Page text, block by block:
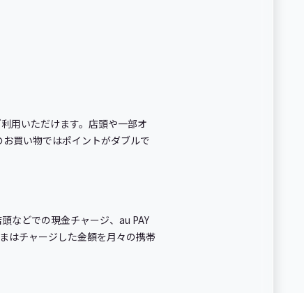
用いただけます。店頭や一部オ
買い物ではポイントがダブルで
などでの現金チャージ、au PAY
はチャージした金額を月々の携帯